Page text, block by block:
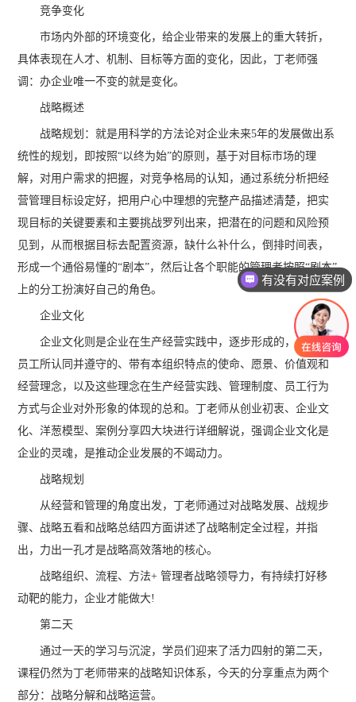
竞争变化
市场内外部的环境变化，给企业带来的发展上的重大转折，
具体表现在人才、机制、目标等方面的变化，因此，丁老师强
调：办企业唯一不变的就是变化。
战略概述
战略规划：就是用科学的方法论对企业未来5年的发展做出系
统性的规划，即按照“以终为始”的原则，基于对目标市场的理
解，对用户需求的把握，对竞争格局的认知，通过系统分析把经
营管理目标设定好，把用户心中理想的完整产品描述清楚，把实
现目标的关键要素和主要挑战罗列出来，把潜在的问题和风险预
见到，从而根据目标去配置资源，缺什么补什么，倒排时间表，
形成一个通俗易懂的“剧本”，然后让各个职能的管理者按照“剧本”
上的分工扮演好自己的角色。
企业文化
企业文化则是企业在生产经营实践中，逐步形成的，为全体
员工所认同并遵守的、带有本组织特点的使命、愿景、价值观和
经营理念，以及这些理念在生产经营实践、管理制度、员工行为
方式与企业对外形象的体现的总和。丁老师从创业初衷、企业文
化、洋葱模型、案例分享四大块进行详细解说，强调企业文化是
企业的灵魂，是推动企业发展的不竭动力。
战略规划
从经营和管理的角度出发，丁老师通过对战略发展、战规步
骤、战略五看和战略总结四方面讲述了战略制定全过程，并指
出，力出一孔才是战略高效落地的核心。
战略组织、流程、方法+ 管理者战略领导力，有持续打好移
动靶的能力，企业才能做大!
第二天
通过一天的学习与沉淀，学员们迎来了活力四射的第二天，
课程仍然为丁老师带来的战略知识体系，今天的分享重点为两个
部分：战略分解和战略运营。
有没有对应案例